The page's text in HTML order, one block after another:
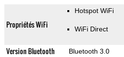
Propriétés WiFi
Hotspot WiFi
WiFi Direct
Version Bluetooth Bluetooth 3.0